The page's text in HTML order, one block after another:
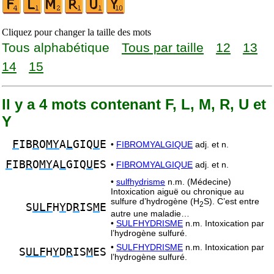
Cliquez pour changer la taille des mots
Tous alphabétique Tous par taille 12
13
14
15
Il y a 4 mots contenant F, L, M, R, U et
Y
FIB ROMYALGIQU E • FIBROMYALGIQUE adj. et n.
FIB ROMYALGIQU ES • FIBROMYALGIQUE adj. et n.
SULF HYD RISM E
• sulfhydrisme n.m. (Médecine)
Intoxication aiguë ou chronique au
sulfure d’hydrogène (H2S). C’est entre
autre une maladie…
• SULFHYDRISME n.m. Intoxication par
l’hydrogène sulfuré.
SULF HYD RISM ES • SULFHYDRISME n.m. Intoxication par
l’hydrogène sulfuré.